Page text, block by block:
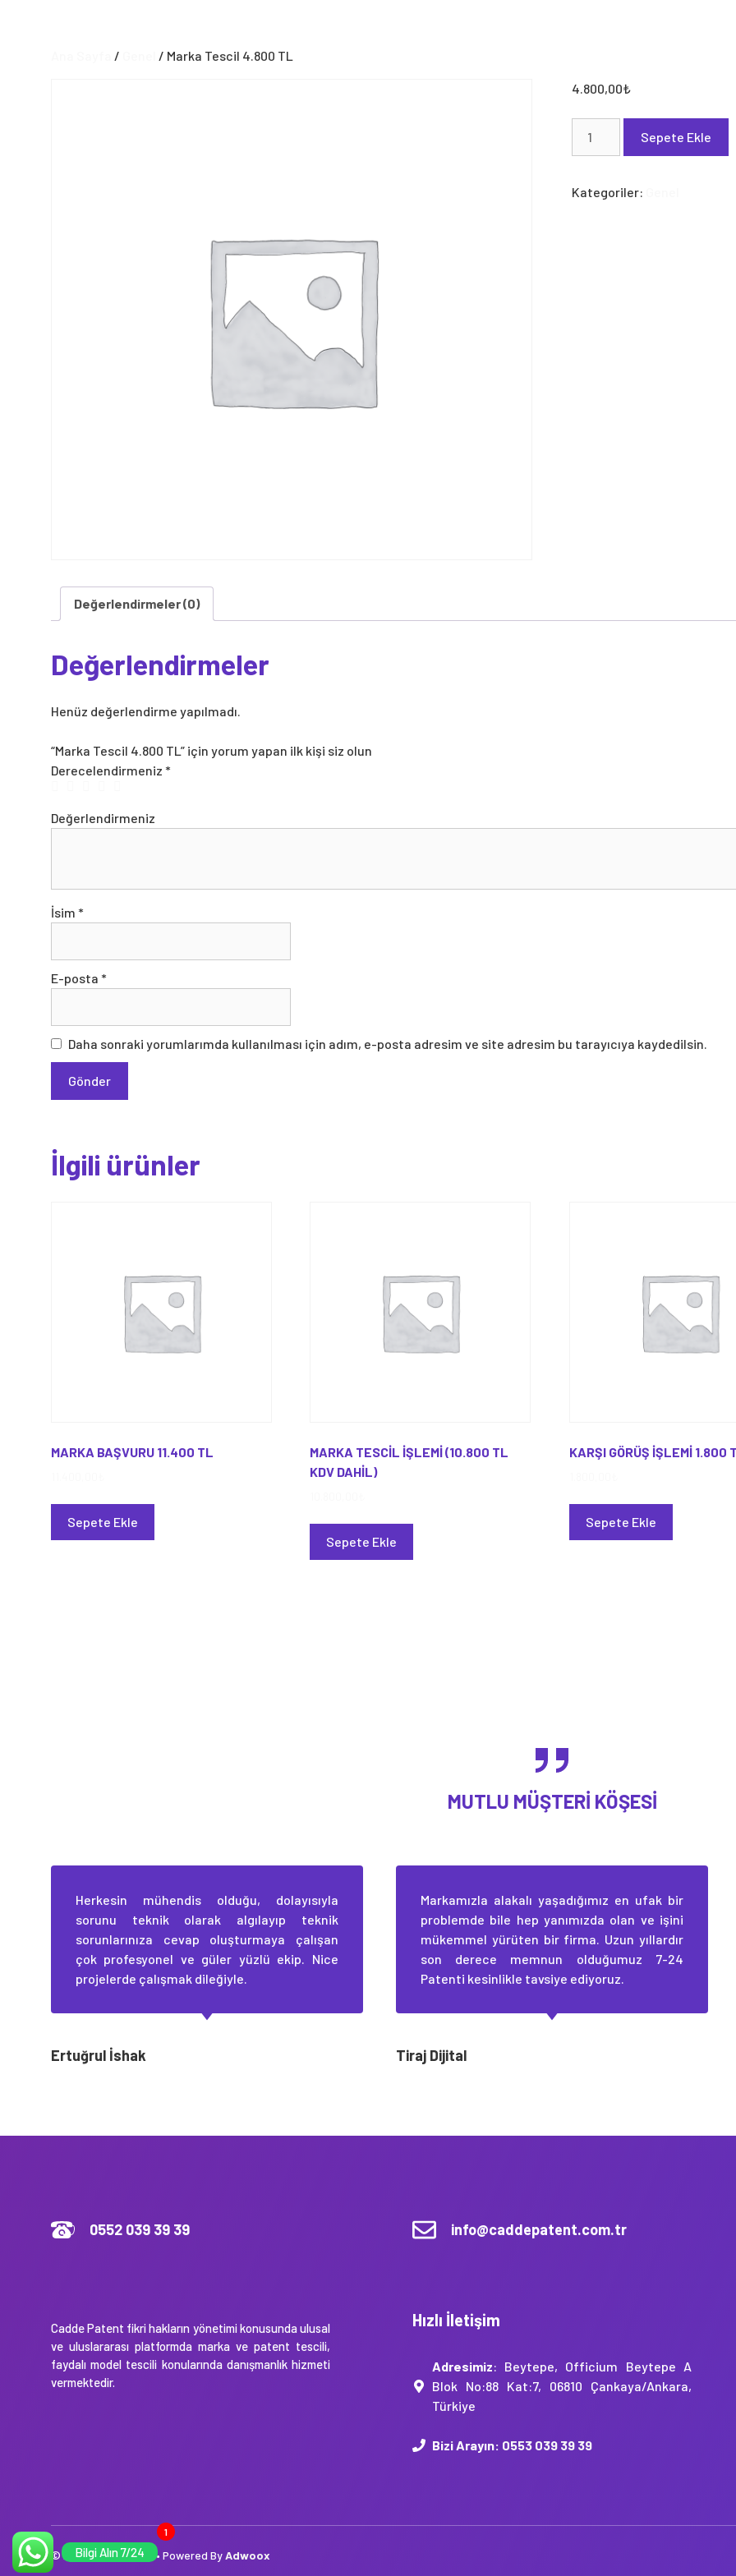
/ / Marka Tescil 4.800 TL
4.800,00₺
Tescil
TL
Sepete Ekle
Kategoriler:
Değerlendirmeler (0)
Değerlendirmeler
Henüz değerlendirme yapılmadı.
“Marka Tescil 4.800 TL” için yorum yapan ilk kişi siz olun
Derecelendirmeniz *
İsim *
E-posta *
Daha sonraki yorumlarımda kullanılması için adım, e-posta adresim ve site adresim bu tarayıcıya kaydedilsin.
İlgili ürünler
MARKA BAŞVURU 11.400 TL
Sepete Ekle
MARKA TESCİL İŞLEMİ (10.800 TL
KDV DAHİL)
Sepete Ekle
KARŞI GÖRÜŞ İŞLEMİ 1.800
Sepete Ekle
MUTLU MÜŞTERI KÖŞESI
Herkesin mühendis olduğu, dolayısıyla
sorunu teknik olarak algılayıp teknik
sorunlarınıza cevap oluşturmaya çalışan
çok profesyonel ve güler yüzlü ekip. Nice
projelerde çalışmak dileğiyle.
Ertuğrul İshak
Markamızla alakalı yaşadığımız en ufak bir
problemde bile hep yanımızda olan ve işini
mükemmel yürüten bir firma. Uzun yıllardır
son derece memnun olduğumuz 7-24
Patenti kesinlikle tavsiye ediyoruz.
Tiraj Dijital
0552 039 39 39 info@caddepatent.com.tr
Cadde Patent fikri hakların yönetimi konusunda ulusal
ve uluslararası platformda marka ve patent tescili,
faydalı model tescili konularında danışmanlık hizmeti
vermektedir.
Hızlı İletişim
Adresimiz: Beytepe, Officium Beytepe A
Blok No:88 Kat:7, 06810 Çankaya/Ankara,
Türkiye
Bizi Arayın: 0553 039 39 39
© 2026 7-24 Patent • Powered ByAdwoox
1
Bilgi Alın 7/24